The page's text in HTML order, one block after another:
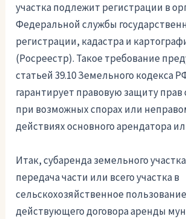
участка подлежит регистрации в
Федеральной службы
регистрации, кадастра и
(Росреестр). Такое требование
статьей 39.10 Земельного кодекса
гарантирует правовую защиту прав
при возможных спорах или
действиях основного арендатора
Итак, субаренда земельного
передача части или всего участка в
сельскохозяйственное
действующего договора аренды